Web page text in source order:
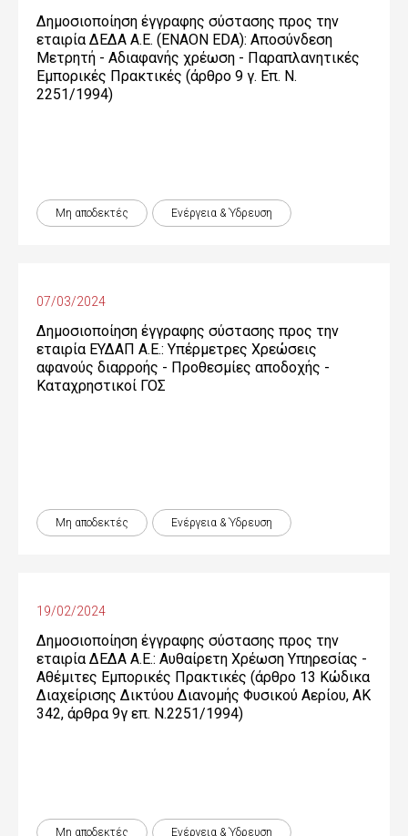
Δημοσιοποίηση έγγραφης σύστασης προς την
εταιρία ΔΕΔΑ Α.Ε. (ENAON EDA): Αποσύνδεση
Μετρητή - Αδιαφανής χρέωση - Παραπλανητικές
Εμπορικές Πρακτικές (άρθρο 9 γ. Επ. Ν.
2251/1994)
Μη αποδεκτές Ενέργεια & Ύδρευση
07/03/2024
Δημοσιοποίηση έγγραφης σύστασης προς την
εταιρία ΕΥΔΑΠ Α.Ε.: Υπέρμετρες Χρεώσεις
αφανούς διαρροής - Προθεσμίες αποδοχής -
Καταχρηστικοί ΓΟΣ
Μη αποδεκτές Ενέργεια & Ύδρευση
19/02/2024
Δημοσιοποίηση έγγραφης σύστασης προς την
εταιρία ΔΕΔΑ Α.Ε.: Αυθαίρετη Χρέωση Υπηρεσίας -
Αθέμιτες Εμπορικές Πρακτικές (άρθρο 13 Κώδικα
Διαχείρισης Δικτύου Διανομής Φυσικού Αερίου, ΑΚ
342, άρθρα 9γ επ. Ν.2251/1994)
Μη αποδεκτές Ενέργεια & Ύδρευση